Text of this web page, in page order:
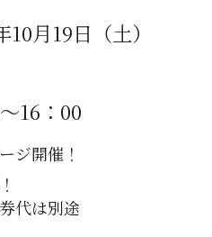
月19日（土）
16：00
ジ開催！
代は別途